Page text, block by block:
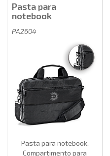
Pasta para
notebook
PA2604
Pasta para notebook.
Compartimento para